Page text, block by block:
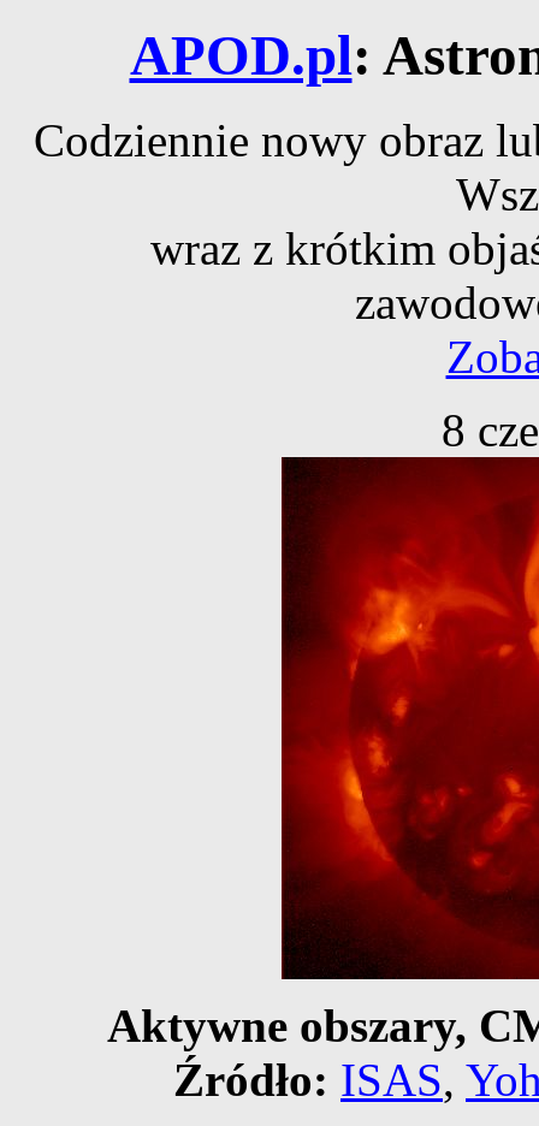
APOD.pl:
Codziennie nowy obraz
wraz z krótkim
8
Aktywne obszary,
Źródło: ISAS,